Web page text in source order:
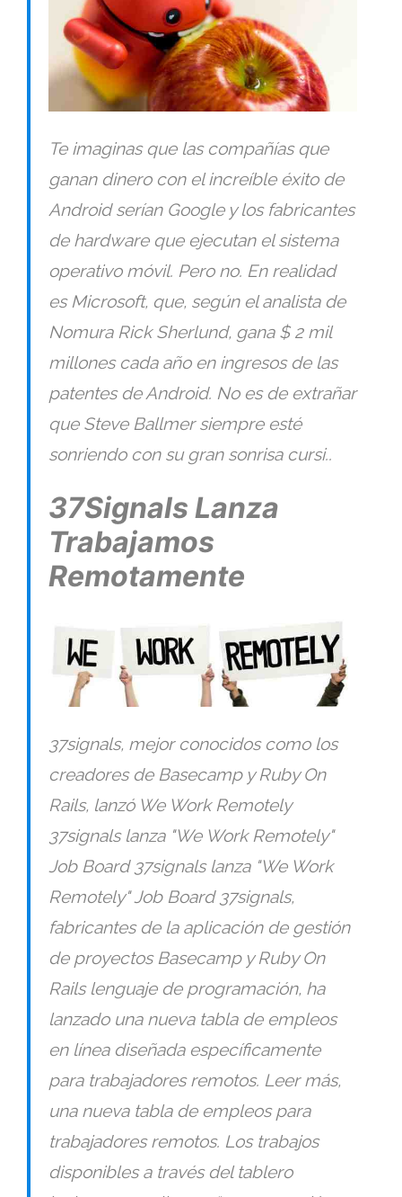
Te imaginas que las compañías que
ganan dinero con el increíble éxito de
Android serían Google y los fabricantes
de hardware que ejecutan el sistema
operativo móvil. Pero no. En realidad
es Microsoft, que, según el analista de
Nomura Rick Sherlund, gana $ 2 mil
millones cada año en ingresos de las
patentes de Android. No es de extrañar
que Steve Ballmer siempre esté
sonriendo con su gran sonrisa cursi..
37Signals Lanza
Trabajamos
Remotamente
37signals, mejor conocidos como los
creadores de Basecamp y Ruby On
Rails, lanzó We Work Remotely
37signals lanza "We Work Remotely"
Job Board 37signals lanza "We Work
Remotely" Job Board 37signals,
fabricantes de la aplicación de gestión
de proyectos Basecamp y Ruby On
Rails lenguaje de programación, ha
lanzado una nueva tabla de empleos
en línea diseñada específicamente
para trabajadores remotos. Leer más,
una nueva tabla de empleos para
trabajadores remotos. Los trabajos
disponibles a través del tablero